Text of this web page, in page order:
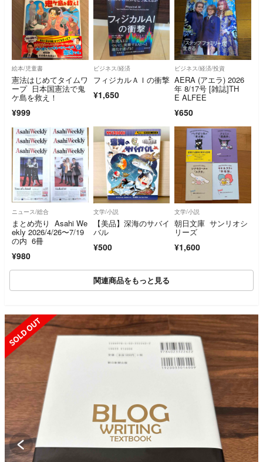
絵本/児童書
憲法はじめてタイムワ
ープ 日本国憲法で鬼
ケ島を救え！
¥999
ビジネス/経済
フィジカルＡＩの衝撃
¥1,650
ビジネス/経済/投資
AERA (アエラ) 2026
年 8/17号 [雑誌]TH
E ALFEE
¥650
ニュース/総合
まとめ売り Asahi We
ekly 2026/4/26〜7/19
の内 6冊
¥980
文学/小説
【美品】深海のサバイ
バル
¥500
文学/小説
朝日文庫 サンリオシ
リーズ
¥1,600
関連商品をもっと見る
SOLD OUT